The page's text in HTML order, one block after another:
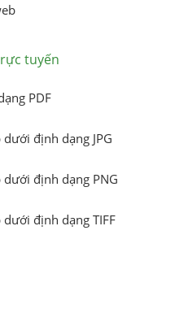
tuyến
PDF
định dạng JPG
định dạng PNG
định dạng TIFF